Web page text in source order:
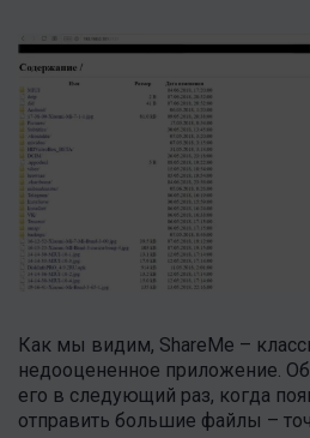
Как мы видим, ShareMe –
недооцененное приложение.
его в следующий раз, когда
отправить большие файлы –